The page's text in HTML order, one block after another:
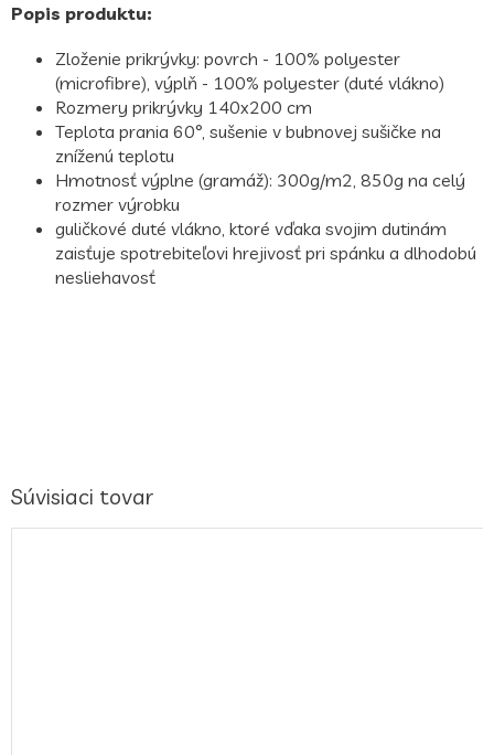
Popis produktu:
Zloženie prikrývky: povrch - 100% polyester
(microfibre), výplň - 100% polyester (duté vlákno)
Rozmery prikrývky 140x200 cm
Teplota prania 60°, sušenie v bubnovej sušičke na
zníženú teplotu
Hmotnosť výplne (gramáž): 300g/m2, 850g na celý
rozmer výrobku
guličkové duté vlákno, ktoré vďaka svojim dutinám
zaisťuje spotrebiteľovi hrejivosť pri spánku a dlhodobú
nesliehavosť
Súvisiaci tovar